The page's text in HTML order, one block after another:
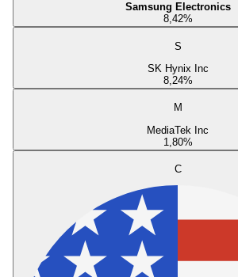
Samsung Electronics
8,42%
S
SK Hynix Inc
8,24%
M
MediaTek Inc
1,80%
C